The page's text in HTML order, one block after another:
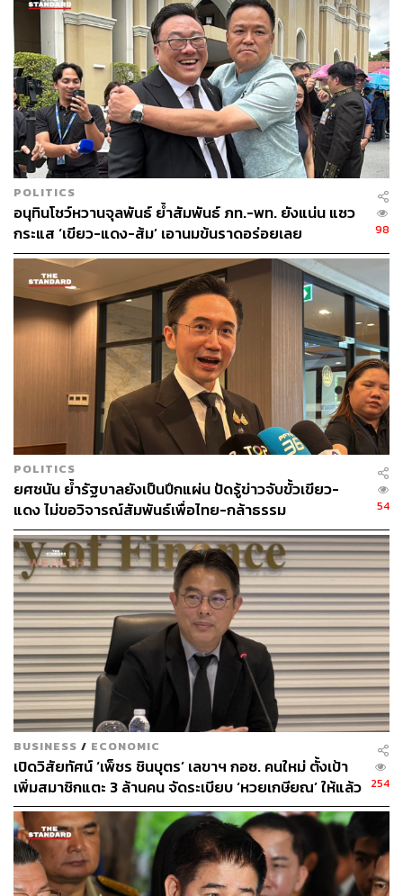
POLITICS
อนุทินโชว์หวานจุลพันธ์ ย้ำสัมพันธ์ ภท.-พท. ยังแน่น แซว
กระแส ‘เขียว-แดง-ส้ม’ เอานมข้นราดอร่อยเลย
98
POLITICS
ยศชนัน ย้ำรัฐบาลยังเป็นปึกแผ่น ปัดรู้ข่าวจับขั้วเขียว-
แดง ไม่ขอวิจารณ์สัมพันธ์เพื่อไทย-กล้าธรรม
54
BUSINESS / ECONOMIC
เปิดวิสัยทัศน์ ‘เพ็ชร ชินบุตร’ เลขาฯ กอช. คนใหม่ ตั้งเป้า
เพิ่มสมาชิกแตะ 3 ล้านคน จัดระเบียบ ‘หวยเกษียณ’ ให้แล้ว
เสร็จในปีนี้
254